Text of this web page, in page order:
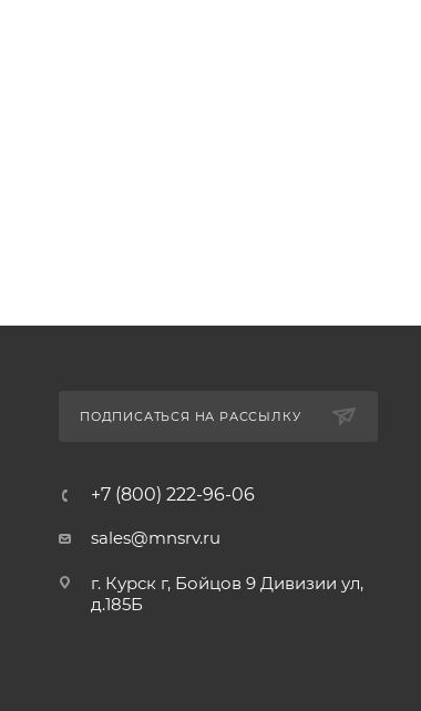
ПОДПИСАТЬСЯ НА РАССЫЛКУ
+7 (800) 222-96-06
sales@mnsrv.ru
г. Курск г, Бойцов 9 Дивизии ул,
д.185Б